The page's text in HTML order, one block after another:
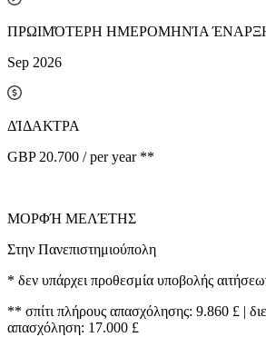
ΠΡΩΙΜΌΤΕΡΗ ΗΜΕΡΟΜΗΝΊΑ
Sep 2026
ΔΊΔΑΚΤΡΑ
GBP 20.700 / per year **
ΜΟΡΦΉ ΜΕΛΈΤΗΣ
Στην Πανεπιστημιούπολη
* δεν υπάρχει προθεσμία υποβολής
** σπίτι πλήρους απασχόλησης: 9.860 £ |
απασχόληση: 17.000 £